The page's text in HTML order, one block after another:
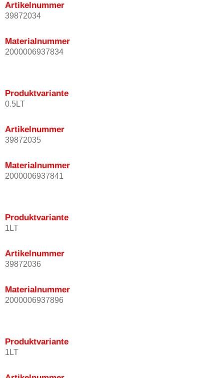
Artikelnummer
39872034
Materialnummer
2000006937834
Produktvariante
0.5LT
Artikelnummer
39872035
Materialnummer
2000006937841
Produktvariante
1LT
Artikelnummer
39872036
Materialnummer
2000006937896
Produktvariante
1LT